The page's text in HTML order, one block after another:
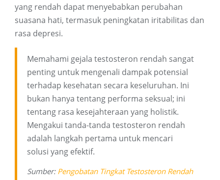
yang rendah dapat menyebabkan perubahan
suasana hati, termasuk peningkatan iritabilitas dan
rasa depresi.
Memahami gejala testosteron rendah sangat
penting untuk mengenali dampak potensial
terhadap kesehatan secara keseluruhan. Ini
bukan hanya tentang performa seksual; ini
tentang rasa kesejahteraan yang holistik.
Mengakui tanda-tanda testosteron rendah
adalah langkah pertama untuk mencari
solusi yang efektif.
Sumber: Pengobatan Tingkat Testosteron Rendah